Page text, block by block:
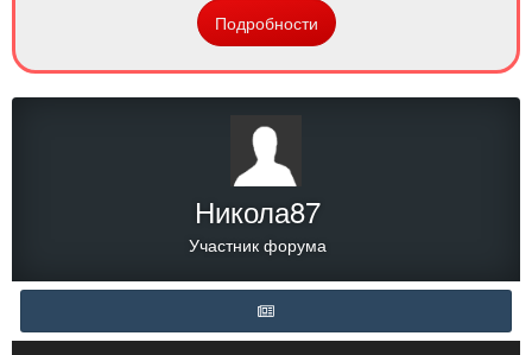
Подробности
Никола87
Участник форума